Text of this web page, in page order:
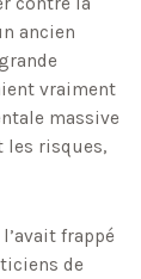
ancien
vraiment
massive
les risques,
frappé
de